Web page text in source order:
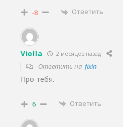
-8 Ответить
Violla 2 месяцев назад
Ответить на fixin
Про тебя.
6 Ответить